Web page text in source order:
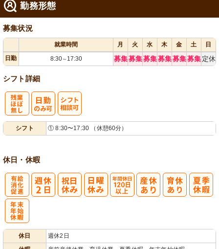
勤務形態
募集状況
就業時間 月 火 水 木 金 土
日
日勤
8:30～ 17:30 募集募集募集募集募集募集 定休
シフト詳細
シフト ① 8:30〜17:30 （休憩60分）
休日・休暇
休日
週休2日